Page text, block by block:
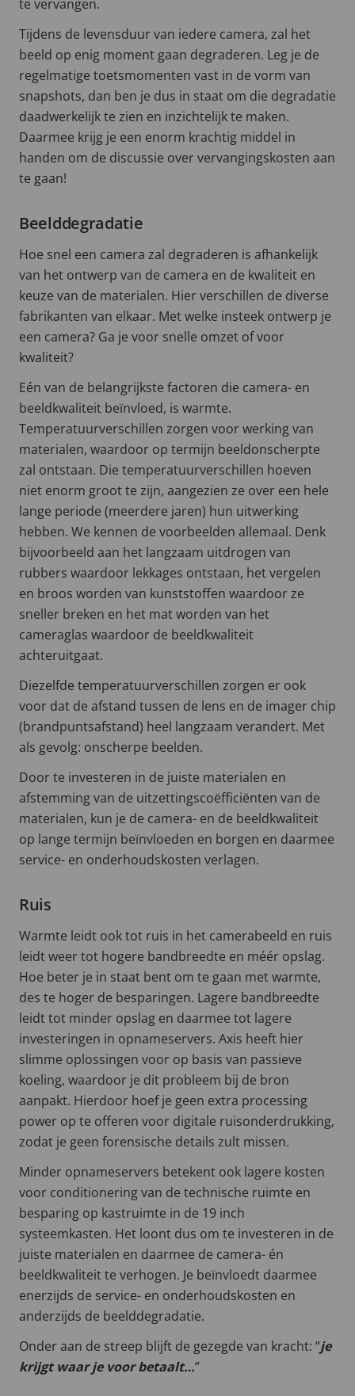
te vervangen.
Tijdens de levensduur van iedere camera, zal het
beeld op enig moment gaan degraderen. Leg je de
regelmatige toetsmomenten vast in de vorm van
snapshots, dan ben je dus in staat om die degradatie
daadwerkelijk te zien en inzichtelijk te maken.
Daarmee krijg je een enorm krachtig middel in
handen om de discussie over vervangingskosten aan
te gaan!
Beelddegradatie
Hoe snel een camera zal degraderen is afhankelijk
van het ontwerp van de camera en de kwaliteit en
keuze van de materialen. Hier verschillen de diverse
fabrikanten van elkaar. Met welke insteek ontwerp je
een camera? Ga je voor snelle omzet of voor
kwaliteit?
Eén van de belangrijkste factoren die camera- en
beeldkwaliteit beïnvloed, is warmte.
Temperatuurverschillen zorgen voor werking van
materialen, waardoor op termijn beeldonscherpte
zal ontstaan. Die temperatuurverschillen hoeven
niet enorm groot te zijn, aangezien ze over een hele
lange periode (meerdere jaren) hun uitwerking
hebben. We kennen de voorbeelden allemaal. Denk
bijvoorbeeld aan het langzaam uitdrogen van
rubbers waardoor lekkages ontstaan, het vergelen
en broos worden van kunststoffen waardoor ze
sneller breken en het mat worden van het
cameraglas waardoor de beeldkwaliteit
achteruitgaat.
Diezelfde temperatuurverschillen zorgen er ook
voor dat de afstand tussen de lens en de imager chip
(brandpuntsafstand) heel langzaam verandert. Met
als gevolg: onscherpe beelden.
Door te investeren in de juiste materialen en
afstemming van de uitzettingscoëfficiënten van de
materialen, kun je de camera- en de beeldkwaliteit
op lange termijn beïnvloeden en borgen en daarmee
service- en onderhoudskosten verlagen.
Ruis
Warmte leidt ook tot ruis in het camerabeeld en ruis
leidt weer tot hogere bandbreedte en méér opslag.
Hoe beter je in staat bent om te gaan met warmte,
des te hoger de besparingen. Lagere bandbreedte
leidt tot minder opslag en daarmee tot lagere
investeringen in opnameservers. Axis heeft hier
slimme oplossingen voor op basis van passieve
koeling, waardoor je dit probleem bij de bron
aanpakt. Hierdoor hoef je geen extra processing
power op te offeren voor digitale ruisonderdrukking,
zodat je geen forensische details zult missen.
Minder opnameservers betekent ook lagere kosten
voor conditionering van de technische ruimte en
besparing op kastruimte in de 19 inch
systeemkasten. Het loont dus om te investeren in de
juiste materialen en daarmee de camera- én
beeldkwaliteit te verhogen. Je beïnvloedt daarmee
enerzijds de service- en onderhoudskosten en
anderzijds de beelddegradatie.
Onder aan de streep blijft de gezegde van kracht: “je
krijgt waar je voor betaalt…”